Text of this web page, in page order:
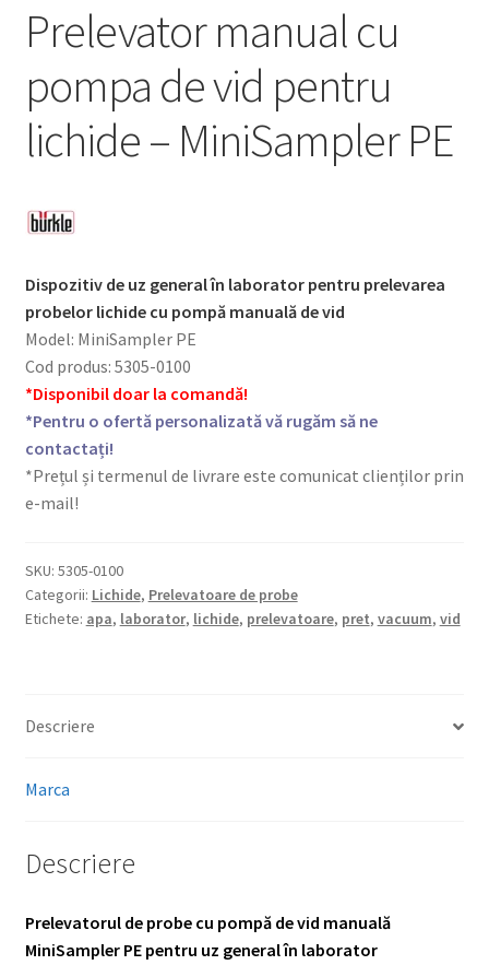
Prelevator manual cu
pompa de vid pentru
lichide – MiniSampler PE
Dispozitiv de uz general în laborator pentru prelevarea
probelor lichide cu pompă manuală de vid
Model: MiniSampler PE
Cod produs: 5305-0100
*Disponibil doar la comandă!
*Pentru o ofertă personalizată vă rugăm să ne
contactați!
*Prețul și termenul de livrare este comunicat clienților prin
e-mail!
SKU: 5305-0100
Categorii: Lichide, Prelevatoare de probe
Etichete: apa, laborator, lichide, prelevatoare, pret, vacuum, vid
Descriere
Marca
Descriere
Prelevatorul de probe cu pompă de vid manuală
MiniSampler PE pentru uz general în laborator